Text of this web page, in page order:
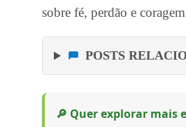
sobre fé, perdão e
POSTS
🔎 Quer explorar mais